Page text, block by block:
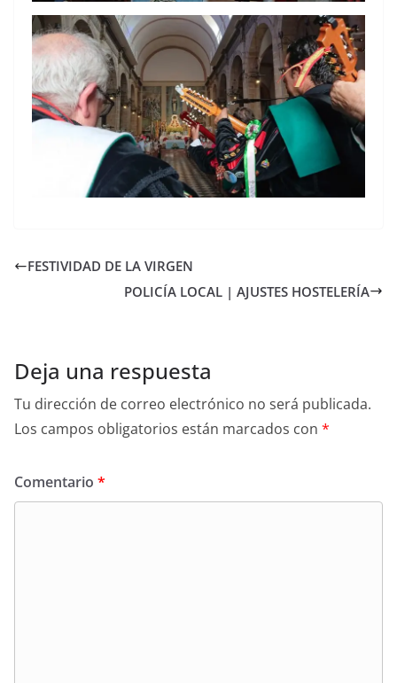
FESTIVIDAD DE LA VIRGEN
POLICÍA LOCAL | AJUSTES HOSTELERÍA
Deja una respuesta
Tu dirección de correo electrónico no será publicada.
Los campos obligatorios están marcados con *
Comentario *